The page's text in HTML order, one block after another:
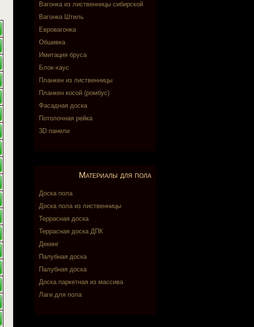
Вагонка из лиственницы сибирской
Вагонка Штиль
Евровагонка
Обшивка
Имитация бруса
Блок-хаус
Планкен из лиственницы
Планкен косой (ромбус)
Фасадная доска
Потолочная рейка
3D панели
Материалы для пола
Доска пола
Доска пола из лиственницы
Террасная доска
Террасная доска ДПК
Декинг
Палубная доска
Палубная доска
Доска паркетная из массива
Лаги для пола